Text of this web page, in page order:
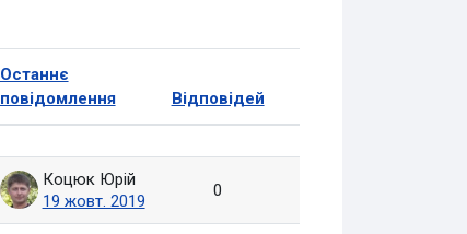
Останнє
повідомлення
Відповідей
Дії
Коцюк Юрій
19 жовт. 2019
0